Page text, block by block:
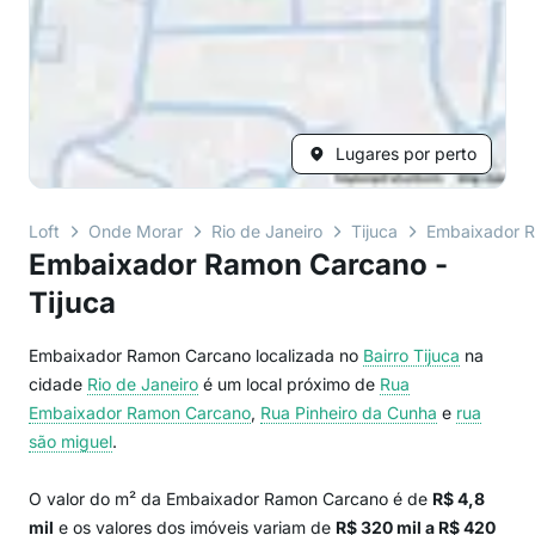
Lugares por perto
Loft Onde Morar Rio de Janeiro Tijuca Embaixador
Embaixador Ramon Carcano -
Tijuca
Embaixador Ramon Carcano localizada no Bairro Tijuca na
cidade Rio de Janeiro é um local próximo de Rua
Embaixador Ramon Carcano, Rua Pinheiro da Cunha e rua
são miguel.
O valor do m² da Embaixador Ramon Carcano é de R$ 4,8
mil e os valores dos imóveis variam de R$ 320 mil a R$ 420